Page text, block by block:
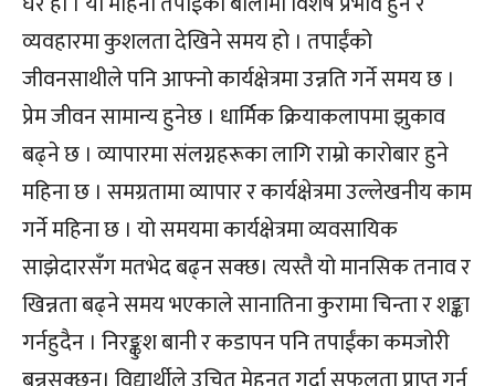
व्यवहारमा कुशलता देखिने समय हो । तपाईंको
जीवनसाथीले पनि आफ्नो कार्यक्षेत्रमा उन्नति गर्ने समय छ ।
प्रेम जीवन सामान्य हुनेछ । धार्मिक क्रियाकलापमा झुकाव
बढ्ने छ । व्यापारमा संलग्नहरूका लागि राम्रो कारोबार हुने
महिना छ । समग्रतामा व्यापार र कार्यक्षेत्रमा उल्लेखनीय काम
गर्ने महिना छ । यो समयमा कार्यक्षेत्रमा व्यवसायिक
साझेदारसँग मतभेद बढ्न सक्छ। त्यस्तै यो मानसिक तनाव र
खिन्नता बढ्ने समय भएकाले सानातिना कुरामा चिन्ता र शङ्का
गर्नहुदैन । निरङ्कुश बानी र कडापन पनि तपाईंका कमजोरी